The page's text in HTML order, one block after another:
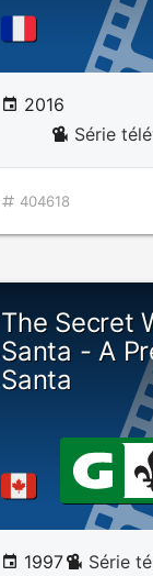
2016
Série
404618
The Secret
Santa - A
Santa
1997 Série